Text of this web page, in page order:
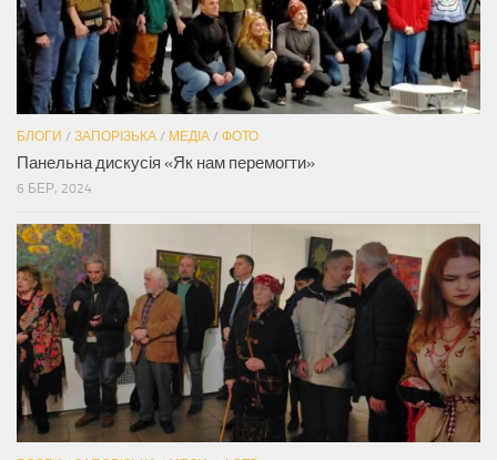
БЛОГИ / ЗАПОРІЗЬКА / МЕДІА / ФОТО
Панельна дискусія «Як нам перемогти»
6 БЕР, 2024